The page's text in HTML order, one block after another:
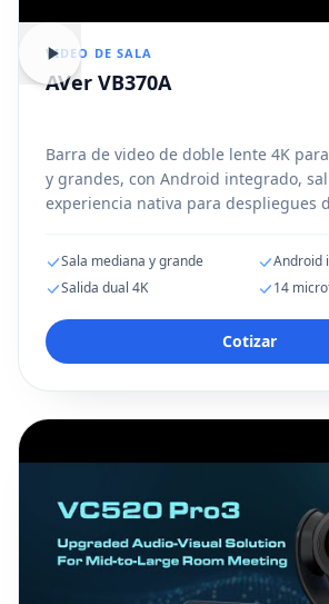
VIDEO DE SALA
AVer VB370A
Barra de video de doble lente 4K
y grandes, con Android integrado,
experiencia nativa para despliegues
Sala mediana y grande
Android
Salida dual 4K
14
Cotizar